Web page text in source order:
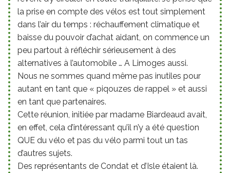
la prise en compte des vélos est tout simplement
dans l’air du temps : réchauffement climatique et
baisse du pouvoir d’achat aidant, on commence un
peu partout à réfléchir sérieusement à des
alternatives à l’automobile … A Limoges aussi.
Nous ne sommes quand même pas inutiles pour
autant en tant que « piqouzes de rappel » et aussi
en tant que partenaires.
Cette réunion, initiée par madame Biardeaud avait,
en effet, cela d’intéressant qu’il n’y a été question
QUE du vélo et pas du vélo parmi tout un tas
d’autres sujets.
Des représentants de Condat et d’Isle étaient là.